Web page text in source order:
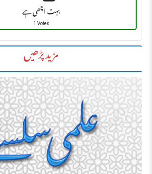
بہت اچھی ہے
1 Votes
مزید پڑھیں